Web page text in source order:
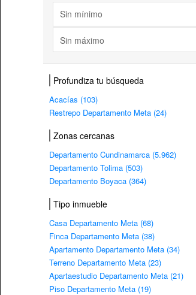
Sin mínimo
Sin máximo
Profundiza tu búsqueda
Acacías (103)
Restrepo Departamento Meta (24)
Zonas cercanas
Departamento Cundinamarca (5.962)
Departamento Tolima (503)
Departamento Boyaca (364)
Tipo inmueble
Casa Departamento Meta (68)
Finca Departamento Meta (38)
Apartamento Departamento Meta (34)
Terreno Departamento Meta (23)
Apartaestudio Departamento Meta (21)
Piso Departamento Meta (19)